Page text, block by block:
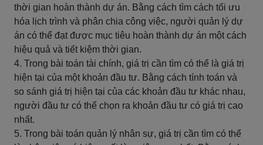
thời gian hoàn thành dự án. Bằng cách tìm cách tối ưu
hóa lịch trình và phân chia công việc, người quản lý dự
án có thể đạt được mục tiêu hoàn thành dự án một cách
hiệu quả và tiết kiệm thời gian.
4. Trong bài toán tài chính, giá trị cần tìm có thể là giá trị
hiện tại của một khoản đầu tư. Bằng cách tính toán và
so sánh giá trị hiện tại của các khoản đầu tư khác nhau,
người đầu tư có thể chọn ra khoản đầu tư có giá trị cao
nhất.
5. Trong bài toán quản lý nhân sự, giá trị cần tìm có thể